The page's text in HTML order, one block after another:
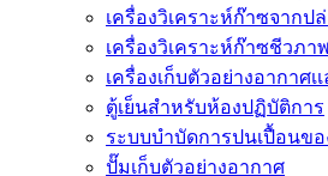
เครื่องวิเคราะห์ก๊าซจากป
เครื่องวิเคราะห์ก๊าซชีวภาพ
เครื่องเก็บตัวอย่างอากาศเ
ตู้เย็นสำหรับห้องปฏิบัติการ
ระบบบำบัดการปนเปื้อนข
ปั๊มเก็บตัวอย่างอากาศ